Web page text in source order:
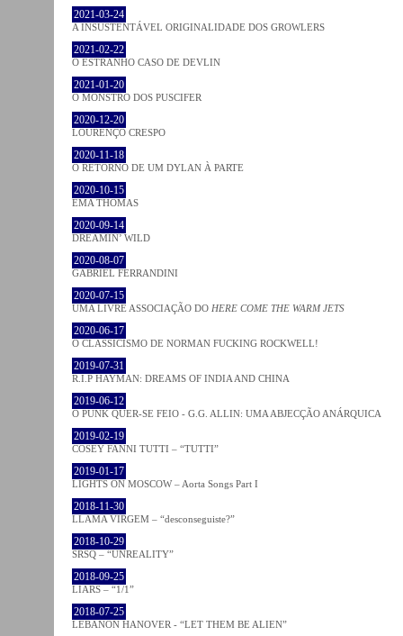
2021-03-24
A INSUSTENTÁVEL ORIGINALIDADE DOS GROWLERS
2021-02-22
O ESTRANHO CASO DE DEVLIN
2021-01-20
O MONSTRO DOS PUSCIFER
2020-12-20
LOURENÇO CRESPO
2020-11-18
O RETORNO DE UM DYLAN À PARTE
2020-10-15
EMA THOMAS
2020-09-14
DREAMIN’ WILD
2020-08-07
GABRIEL FERRANDINI
2020-07-15
UMA LIVRE ASSOCIAÇÃO DO HERE COME THE WARM JETS
2020-06-17
O CLASSICISMO DE NORMAN FUCKING ROCKWELL!
2019-07-31
R.I.P HAYMAN: DREAMS OF INDIA AND CHINA
2019-06-12
O PUNK QUER-SE FEIO - G.G. ALLIN: UMA ABJECÇÃO ANÁRQUICA
2019-02-19
COSEY FANNI TUTTI – “TUTTI”
2019-01-17
LIGHTS ON MOSCOW – Aorta Songs Part I
2018-11-30
LLAMA VIRGEM – “desconseguiste?”
2018-10-29
SRSQ – “UNREALITY”
2018-09-25
LIARS – “1/1”
2018-07-25
LEBANON HANOVER - “LET THEM BE ALIEN”